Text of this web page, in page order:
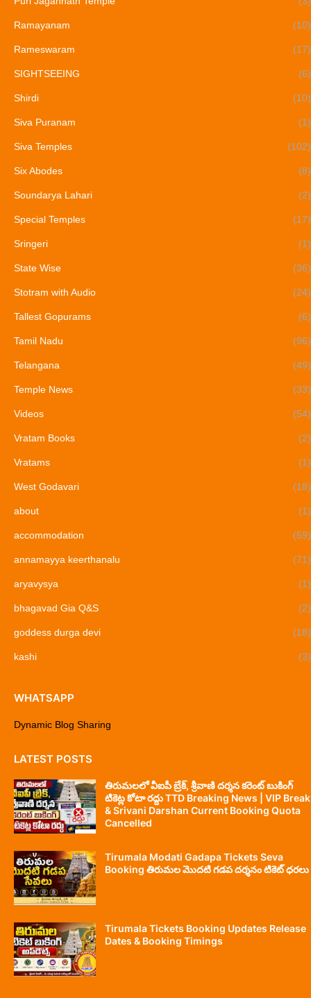
Ramayanam (10)
Rameswaram (17)
SIGHTSEEING (6)
Shirdi (10)
Siva Puranam (1)
Siva Temples (102)
Six Abodes (8)
Soundarya Lahari (2)
Special Temples (17)
Sringeri (1)
State Wise (36)
Stotram with Audio (24)
Tallest Gopurams (6)
Tamil Nadu (96)
Telangana (49)
Temple News (33)
Videos (54)
Vratam Books (2)
Vratams (1)
West Godavari (18)
about (1)
accommodation (59)
annamayya keerthanalu (71)
aryavysya (1)
bhagavad Gia Q&S (2)
goddess durga devi (18)
kashi (3)
WHATSAPP
Dynamic Blog Sharing
LATEST POSTS
తిరుమలలో వీఐపీ బ్రేక్, శ్రీవాణి దర్శన కరెంట్ బుకింగ్
టికెట్ల కోటా రద్దు TTD Breaking News | VIP Break
& Srivani Darshan Current Booking Quota
Cancelled
Tirumala Modati Gadapa Tickets Seva
Booking తిరుమల మొదటి గడప దర్శనం టికెట్ ధరలు
Tirumala Tickets Booking Updates Release
Dates & Booking Timings